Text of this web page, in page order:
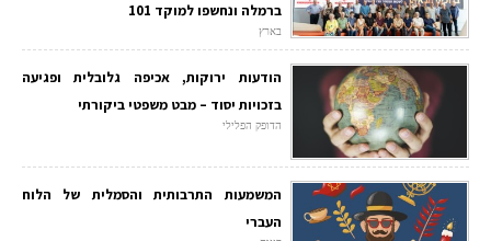
ברמלה ונחשפו למוקד 101
בארץ
הודעות ירוקות, אכיפה גלובלית ופגיעה
בזכויות יסוד – מבט משפטי ביקורתי
הדופק הפלילי
המשמעות התרבותית והסמלית של הלוח
העברי